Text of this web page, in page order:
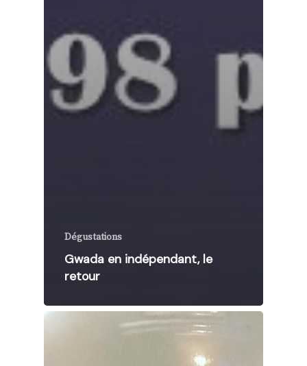
Dégustations
Gwada en indépendant, le
retour